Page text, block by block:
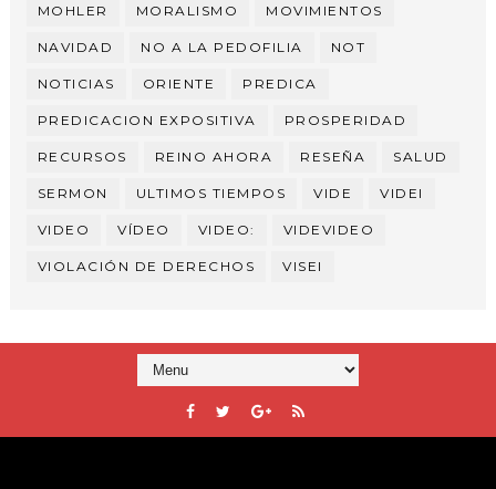
MOHLER MORALISMO MOVIMIENTOS
NAVIDAD NO A LA PEDOFILIA NOT
NOTICIAS ORIENTE PREDICA
PREDICACION EXPOSITIVA PROSPERIDAD
RECURSOS REINO AHORA RESEÑA SALUD
SERMON ULTIMOS TIEMPOS VIDE VIDEI
VIDEO VÍDEO VIDEO: VIDEVIDEO
VIOLACIÓN DE DERECHOS VISEI